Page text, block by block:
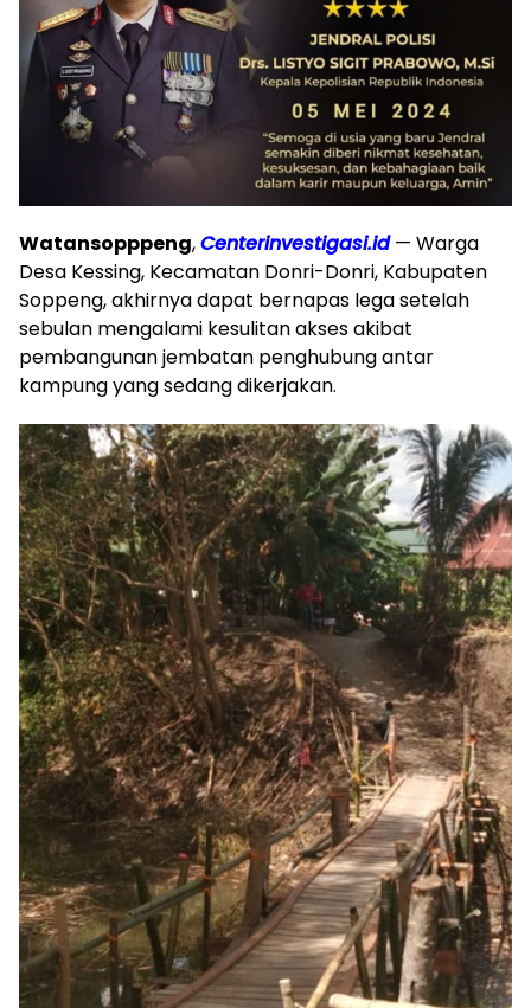
Watansopppeng,Centerinvestigasi.id— Warga
Desa Kessing, Kecamatan Donri-Donri, Kabupaten
Soppeng, akhirnya dapat bernapas lega setelah
sebulan mengalami kesulitan akses akibat
pembangunan jembatan penghubung antar
kampung yang sedang dikerjakan.